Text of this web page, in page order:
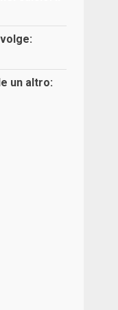
un altro: